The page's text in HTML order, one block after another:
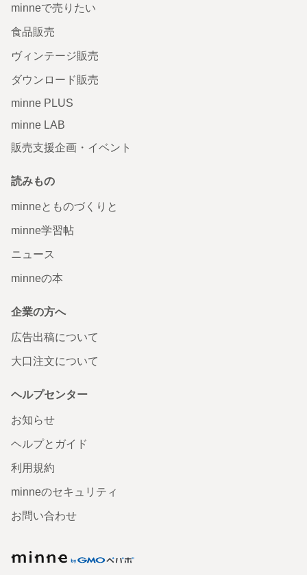
minneで売りたい
食品販売
ヴィンテージ販売
ダウンロード販売
minne PLUS
minne LAB
販売支援企画・イベント
読みもの
minneとものづくりと
minne学習帖
ニュース
minneの本
企業の方へ
広告出稿について
大口注文について
ヘルプセンター
お知らせ
ヘルプとガイド
利用規約
minneのセキュリティ
お問い合わせ